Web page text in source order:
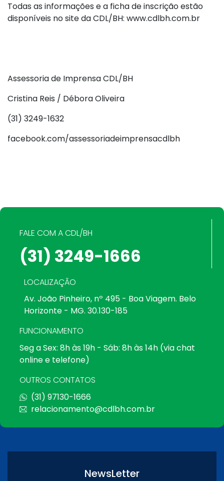
Todas as informações e a ficha de inscrição estão
disponíveis no site da CDL/BH: www.cdlbh.com.br
Assessoria de Imprensa CDL/BH
Cristina Reis / Débora Oliveira
(31) 3249-1632
facebook.com/assessoriadeimprensacdlbh
FALE COM A CDL/BH
(31) 3249-1666
LOCALIZAÇÃO
Av. João Pinheiro, nº 495 - Boa Viagem. Belo
Horizonte - MG. 30.130-185
FUNCIONAMENTO
Seg a Sex: 8h às 19h - Sáb: 8h às 14h (via chat
online e telefone)
OUTROS CONTATOS
(31) 97130-1666
relacionamento@cdlbh.com.br
NewsLetter